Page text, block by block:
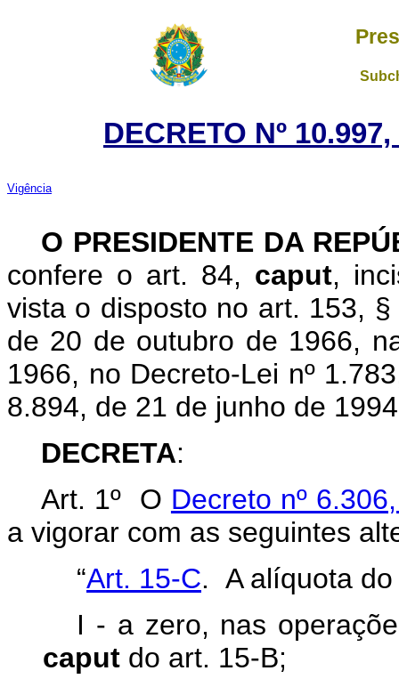
DECRETO Nº
Vigência
O PRESIDENTE DA
confere o art. 84, caput,
vista o disposto no art. 153,
de 20 de outubro de 1966,
1966, no Decreto-Lei nº
8.894, de 21 de junho de
DECRETA:
Art. 1º O Decreto nº
a vigorar com as seguintes
“Art. 15-C. A alíquota
I - a zero, nas
caput do art. 15-B;